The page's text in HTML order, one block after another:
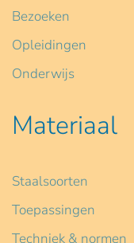
Bezoeken
Opleidingen
Onderwijs
Materiaal
Staalsoorten
Toepassingen
Techniek & normen